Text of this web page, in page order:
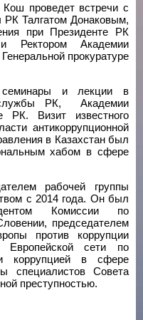
проведет встречи с
Талгатом Донаковым,
при Президенте РК
Ректором Академии
прокуратуре
и лекции в
РК, Академии
РК. Визит известного
антикоррупционной
в Казахстан был
хабом в сфере
рабочей группы
с 2014 года. Он был
Комиссии по
председателем
против коррупции
Европейской сети по
коррупцией в сфере
специалистов Совета
преступностью.